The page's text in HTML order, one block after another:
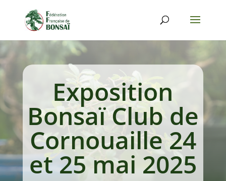
Exposition
Bonsaï Club de
Cornouaille 24
et 25 mai 2025